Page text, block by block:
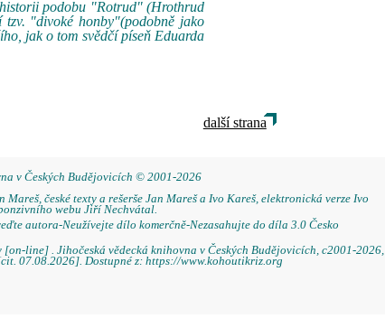
podobu "Rotrud" (Hrothrud
"divoké honby"(podobně jako
jak o tom svědčí píseň Eduarda
další strana
v Českých Budějovicích © 2001-2026
české texty a rešerše Jan Mareš a Ivo Kareš, elektronická verze Ivo
webu Jiří Nechvátal.
autora-Neužívejte dílo komerčně-Nezasahujte do díla 3.0 Česko
line] . Jihočeská vědecká knihovna v Českých Budějovicích, c2001-2026,
07.08.2026]. Dostupné z: https://www.kohoutikriz.org